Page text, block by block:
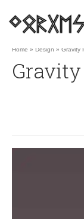
Home » Design » Gravity